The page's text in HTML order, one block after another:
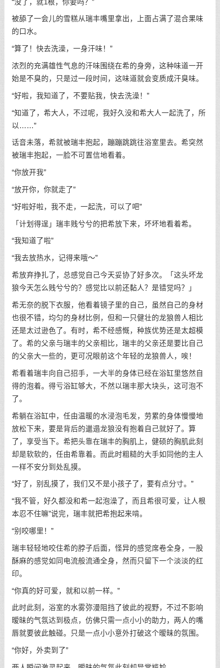
“没了，就1根，你要吗？”
被舔了一会儿的雪糕从瑞丰嘴里拿出，上面占满了混合果味
的口水。
“算了！快去洗澡，一身汗味！”
浓烈的充满雄性气息的汗味围绕在希的身旁，这种味道一开
始是不臭的，只是过一段时间，这味道就会变质成汗臭味。
“好啦，我知道了，不要贴我，快去洗澡！”
“知道了，希大人，不过呢，我好久没和希大人一起洗了，所
以……”
话音未落，希就被瑞丰抱起，蹦蹦跳跳往浴室里去。希突然
被瑞丰抱起，一脸不可置信地看着。
“你放开我”
“放开你，你就走了”
“好啦好啦，我不走，一起洗，可以了吧”
「计划得逞」瑞丰贱兮兮的把希放下来，坏坏地看着希。
“我知道了啦”
“我去放热水，记得来哦～”
希放弃挣扎了，总感觉自己今天妥协了好多次。「这头坏龙
狼今天怎么贱兮兮的？感觉比以前还黏人？是错觉吗？」
希无奈的脱下衣服，他看着镜子里的自己，虽然自己的身材
也很不错，均匀的身材比例，但和一只健壮的龙狼兽人相比
还是太过逊色了。有时，希不经感慨，种族优势还是太超模
了。希的父亲与瑞丰的父亲相比，瑞丰的父亲还是要比自己
的父亲大一些的，更可况眼前这个年轻的龙狼兽人，唉！
希看着瑞丰向自己招手，一大半的身体已经在浴缸里悠然自
得的泡着。得亏浴缸够大，不然以瑞丰那大块头，这可泡不
了。
希躺在浴缸中，任由温暖的水浸泡毛发，劳累的身体慢慢地
放松下来，要是背后的邋遢龙狼没有抱着自己就好了。算
了，享受当下。希把头靠在瑞丰的胸肌上，健硕的胸肌此刻
却是软软的，任由希靠着。而此时粗糙的大手如同他的主人
一样不安分到处乱摸。
“好了，别乱摸了，我们又不是小孩子了，要有点分寸。”
“我不管，好久都没和希一起泡澡了，而且希很可爱，让人根
本忍不住嘛”说完，瑞丰就把希抱起来啃。
“别咬哪里！”
瑞丰轻轻地咬住希的脖子后面，怪异的感觉席卷全身，一股
酥麻的感觉如同电流般流通全身，然而只留下一个淡淡的红
印。
“你真的好可爱，就和以前一样。”
此时此刻，浴室的水雾弥漫阻挡了彼此的视野，不过不影响
暧昧的气氛达到极点，仿佛只需一点小小的助力，两人的嘴
唇就要彼此触碰。只是一点小小意外打破这个暧昧的氛围。
“你好，外卖到了”